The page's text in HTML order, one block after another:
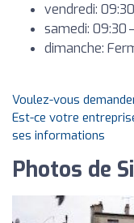
vendredi: 09:30
samedi: 09:30
dimanche:
Voulez-vous
Est-ce votre
ses informations
Photos de